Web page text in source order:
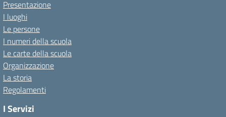
Presentazione
I luoghi
Le persone
I numeri della scuola
Le carte della scuola
Organizzazione
La storia
Regolamenti
I Servizi